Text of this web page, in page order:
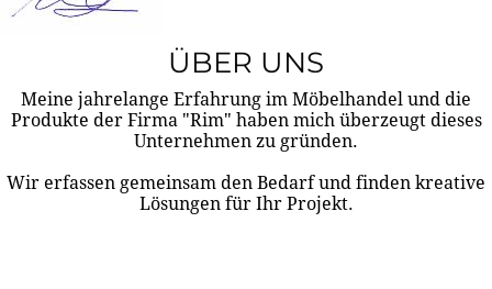
ÜBER UNS
Meine jahrelange Erfahrung im Möbelhandel und die
Produkte der Firma "Rim" haben mich überzeugt dieses
Unternehmen zu gründen.
Wir erfassen gemeinsam den Bedarf und finden kreative
Lösungen für Ihr Projekt.